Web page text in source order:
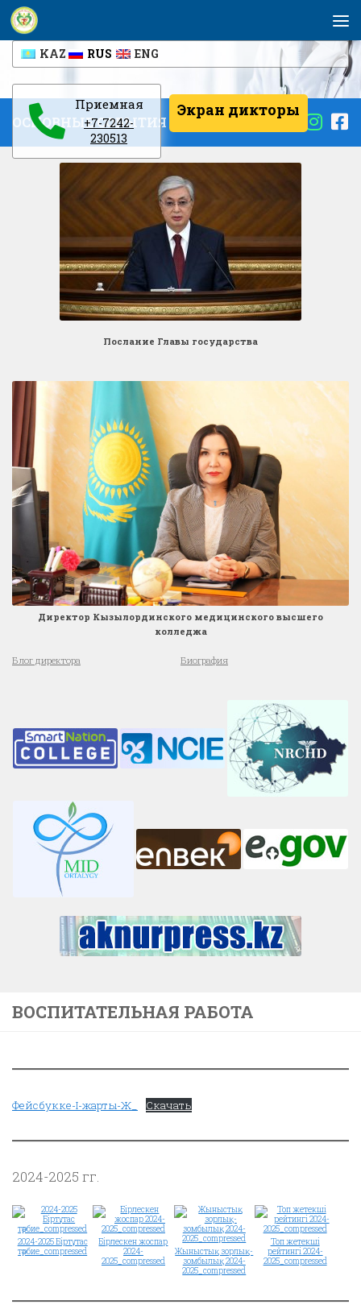
Перейти к содержимому
KAZ RUS ENG
Приемная
+7-7242-
230513
Экран дикторы
ВОСПИТАТЕЛЬНАЯ РАБОТА
Фейсбукке-І-жарты-Ж_ Скачать
2024-2025 гг.
2024-2025 Біртұтас
тәрбие_compressed
Бірлескен жоспар
2024-
2025_compressed
Жыныстық зорлық-
зомбылық 2024-
2025_compressed
Топ жетекші
рейтингі 2024-
2025_compressed
ОСНОВНЫЕ СОБЫТИЯ
Послание Главы государства
Директор Кызылординского медицинского высшего
колледжа
Блог директора Биография